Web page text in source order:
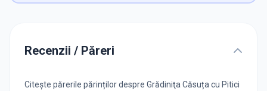
Recenzii / Păreri
Citește părerile părinților despre Grădiniţa Căsuța cu Pitici